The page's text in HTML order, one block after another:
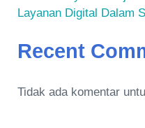
Layanan Digital Dalam
Recent
Tidak ada komentar